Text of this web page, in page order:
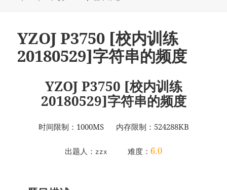
YZOJ P3750 [校内训练
20180529]字符串的频度
YZOJ P3750 [校内训练
20180529]字符串的频度
时间限制：1000MS 内存限制：524288KB
出题人： zzx 难度： 6.0